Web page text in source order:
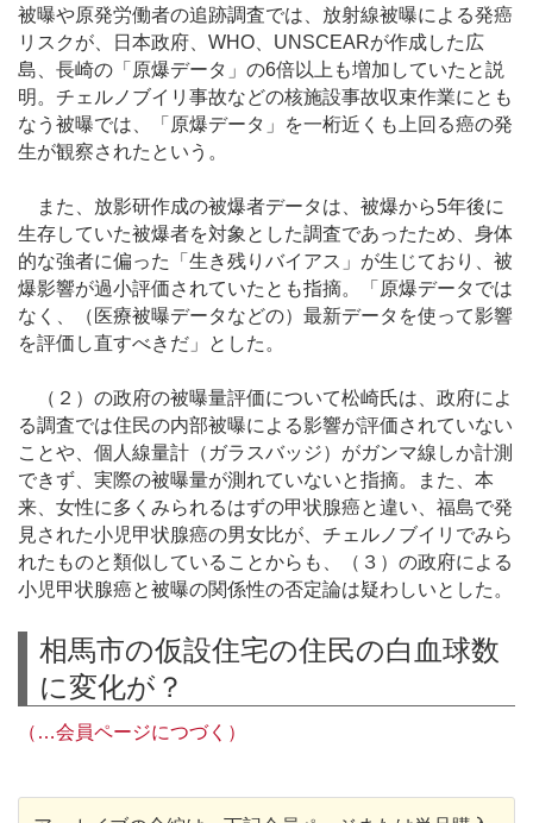
被曝や原発労働者の追跡調査では、放射線被曝による発癌
リスクが、日本政府、WHO、UNSCEARが作成した広
島、長崎の「原爆データ」の6倍以上も増加していたと説
明。チェルノブイリ事故などの核施設事故収束作業にとも
なう被曝では、「原爆データ」を一桁近くも上回る癌の発
生が観察されたという。
また、放影研作成の被爆者データは、被爆から5年後に
生存していた被爆者を対象とした調査であったため、身体
的な強者に偏った「生き残りバイアス」が生じており、被
爆影響が過小評価されていたとも指摘。「原爆データでは
なく、（医療被曝データなどの）最新データを使って影響
を評価し直すべきだ」とした。
（２）の政府の被曝量評価について松崎氏は、政府によ
る調査では住民の内部被曝による影響が評価されていない
ことや、個人線量計（ガラスバッジ）がガンマ線しか計測
できず、実際の被曝量が測れていないと指摘。また、本
来、女性に多くみられるはずの甲状腺癌と違い、福島で発
見された小児甲状腺癌の男女比が、チェルノブイリでみら
れたものと類似していることからも、（３）の政府による
小児甲状腺癌と被曝の関係性の否定論は疑わしいとした。
相馬市の仮設住宅の住民の白血球数
に変化が？
（…会員ページにつづく）